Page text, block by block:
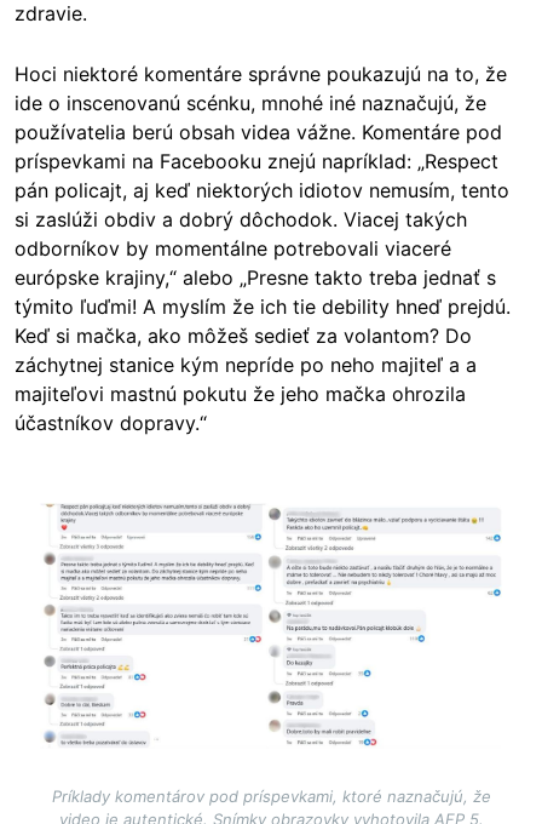
zdravie.
Hoci niektoré komentáre správne poukazujú na to, že
ide o inscenovanú scénku, mnohé iné naznačujú, že
používatelia berú obsah videa vážne. Komentáre pod
príspevkami na Facebooku znejú napríklad: „Respect
pán policajt, aj keď niektorých idiotov nemusím, tento
si zaslúži obdiv a dobrý dôchodok. Viacej takých
odborníkov by momentálne potrebovali viaceré
európske krajiny,“ alebo „Presne takto treba jednať s
týmito ľuďmi! A myslím že ich tie debility hneď prejdú.
Keď si mačka, ako môžeš sedieť za volantom? Do
záchytnej stanice kým nepríde po neho majiteľ a a
majiteľovi mastnú pokutu že jeho mačka ohrozila
účastníkov dopravy.“
Image
Príklady komentárov pod príspevkami, ktoré naznačujú, že
video je autentické. Snímky obrazovky vyhotovila AFP 5.